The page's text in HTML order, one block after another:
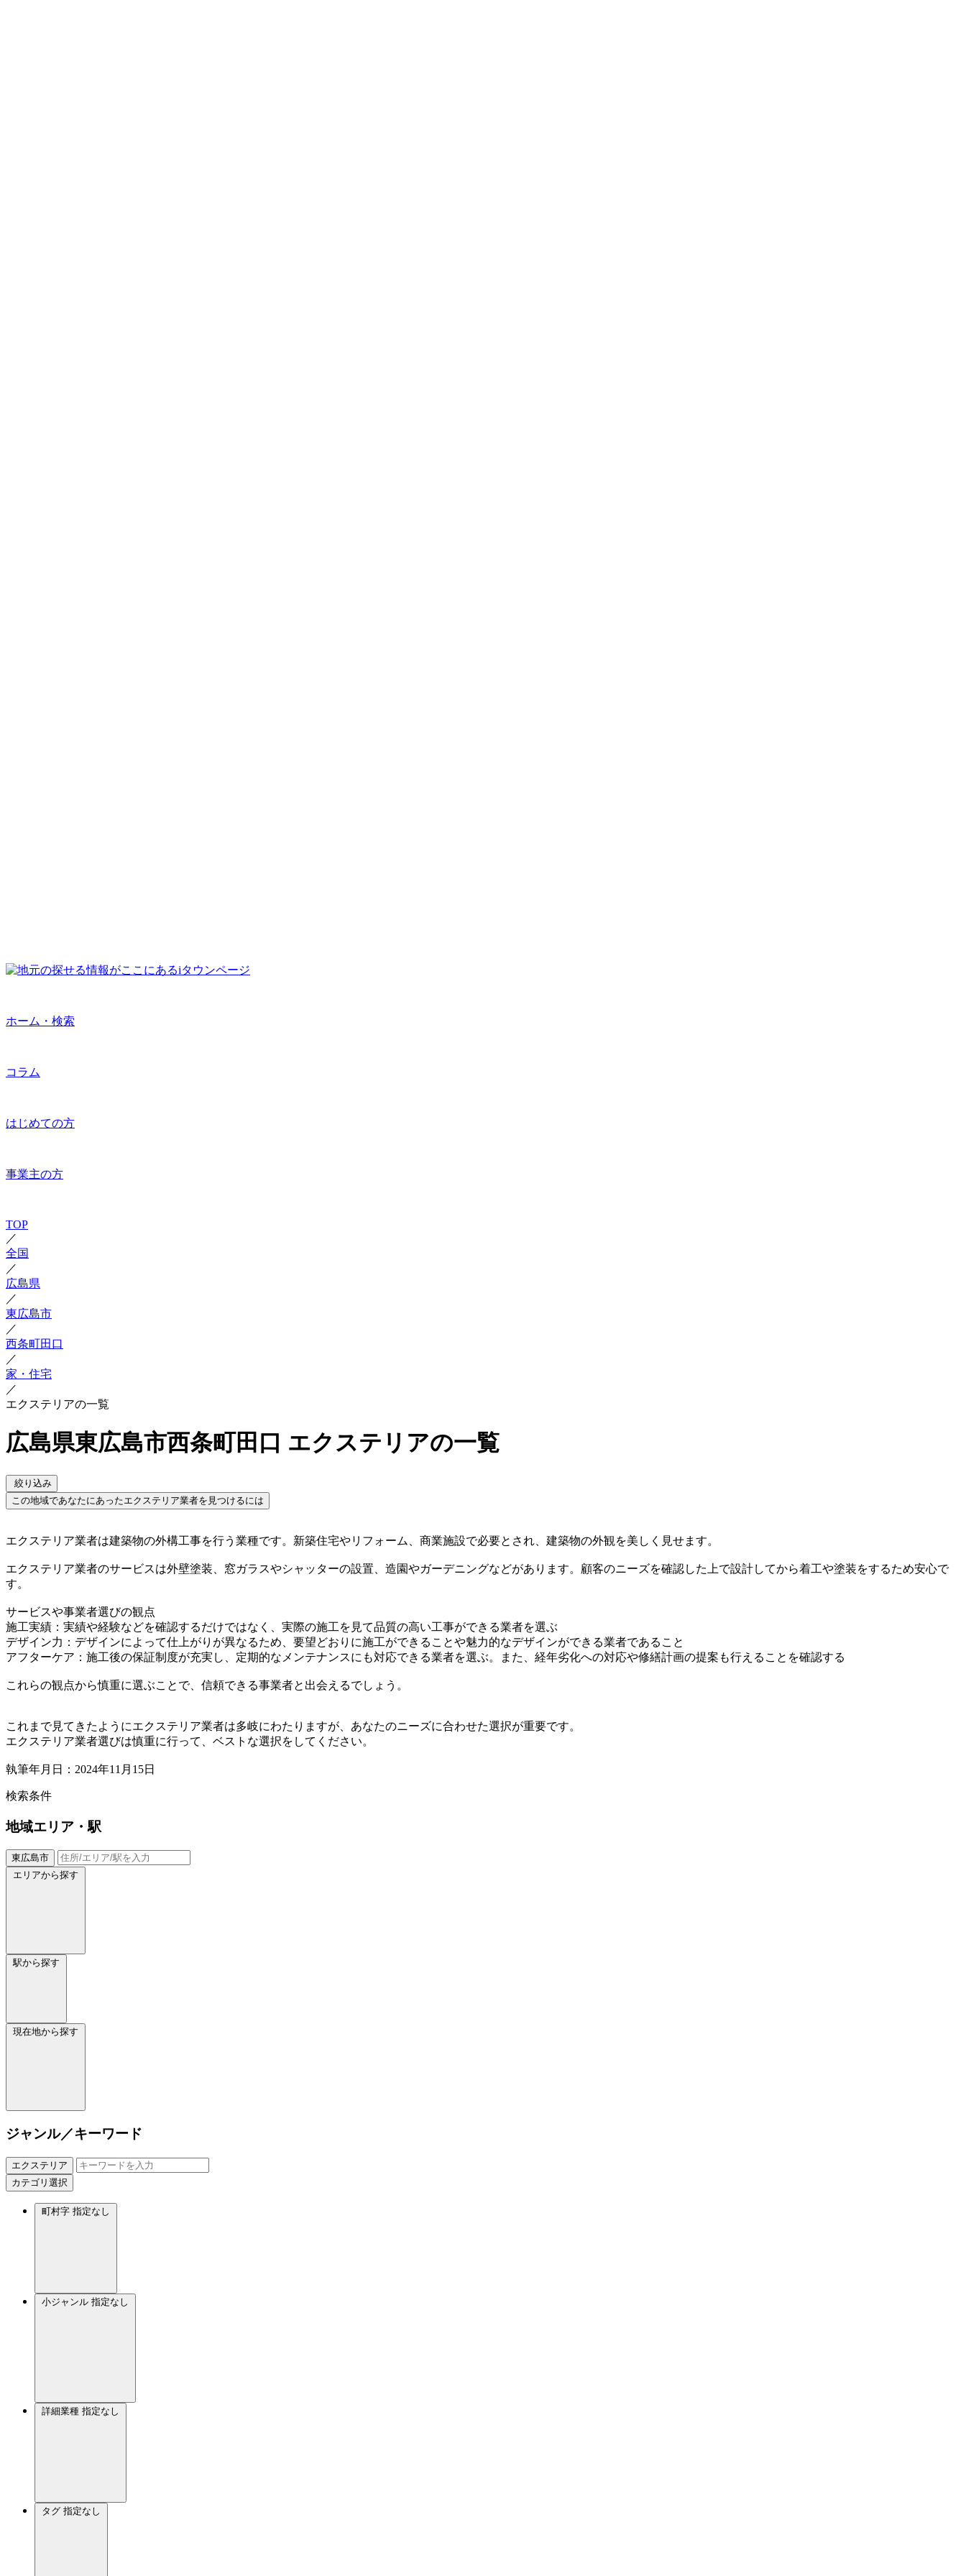
ホーム・検索
コラム
はじめての方
事業主の方
TOP
／
全国
／
広島県
／
東広島市
／
西条町田口
／
家・住宅
／
エクステリアの一覧
広島県東広島市西条町田口 エクステリアの一覧
絞り込み
この地域であなたにあったエクステリア業者を見つけるには
エクステリア業者は建築物の外構工事を行う業種です。新築住宅やリフォーム、商業施設で必要とされ、建築物の外観を美しく見せます。
エクステリア業者のサービスは外壁塗装、窓ガラスやシャッターの設置、造園やガーデニングなどがあります。顧客のニーズを確認した上で設計してから着工や塗装をするため安心で
す。
サービスや事業者選びの観点
施工実績：実績や経験などを確認するだけではなく、実際の施工を見て品質の高い工事ができる業者を選ぶ
デザイン力：デザインによって仕上がりが異なるため、要望どおりに施工ができることや魅力的なデザインができる業者であること
アフターケア：施工後の保証制度が充実し、定期的なメンテナンスにも対応できる業者を選ぶ。また、経年劣化への対応や修繕計画の提案も行えることを確認する
これらの観点から慎重に選ぶことで、信頼できる事業者と出会えるでしょう。
これまで見てきたようにエクステリア業者は多岐にわたりますが、あなたのニーズに合わせた選択が重要です。
エクステリア業者選びは慎重に行って、ベストな選択をしてください。
執筆年月日：2024年11月15日
検索条件
地域エリア・駅
東広島市
エリアから探す
駅から探す
現在地から探す
ジャンル／キーワード
エクステリア
カテゴリ選択
町村字 指定なし
小ジャンル 指定なし
詳細業種 指定なし
タグ 指定なし